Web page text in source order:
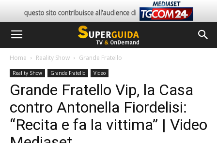
Home Reality Show Grande Fratello
Reality Show Grande Fratello Video
Grande Fratello Vip, la Casa
contro Antonella Fiordelisi:
“Recita e fa la vittima” | Video